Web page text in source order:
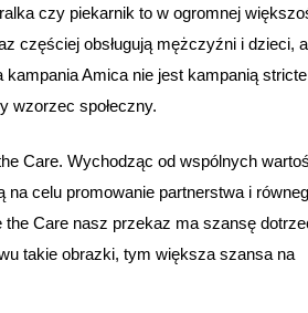
czy piekarnik to w ogromnej
częściej obsługują mężczyźni i dzieci,
Amica nie jest kampanią
wzorzec społeczny.
Care. Wychodząc od wspólnych
celu promowanie partnerstwa i
the Care nasz przekaz ma szansę
takie obrazki, tym większa szansa na